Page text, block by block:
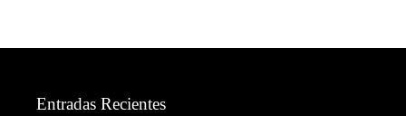
Entradas Recientes